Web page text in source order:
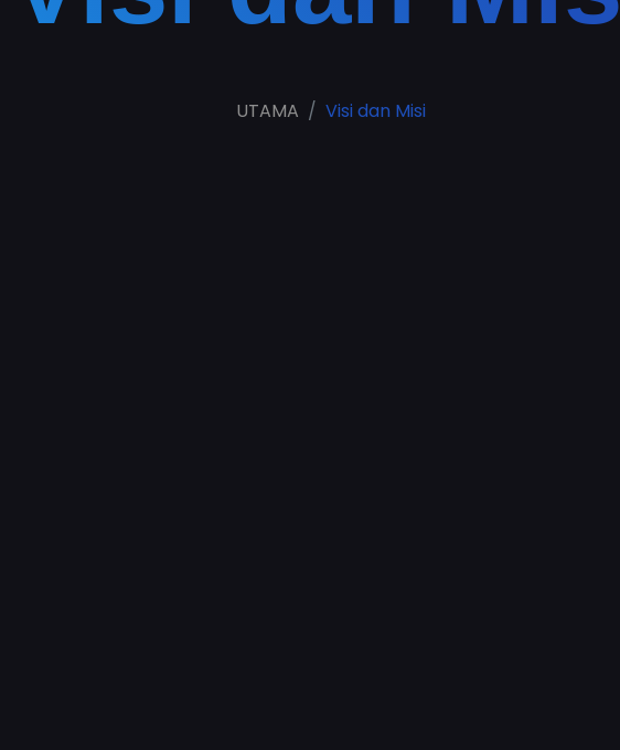
UTAMA Visi dan Misi